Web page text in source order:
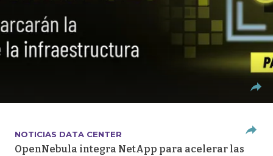
NOTICIAS DATA CENTER
OpenNebula integra NetApp para acelerar las